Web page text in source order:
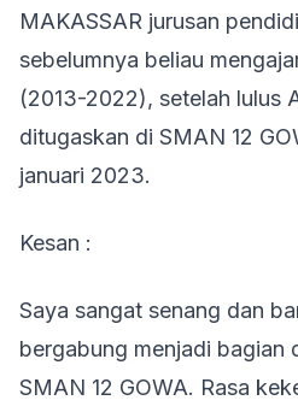
MAKASSAR jurusan
sebelumnya beliau
(2013-2022), setelah lulus
ditugaskan di SMAN 12
januari 2023.
Kesan :
Saya sangat senang dan
bergabung menjadi bagian
SMAN 12 GOWA. Rasa